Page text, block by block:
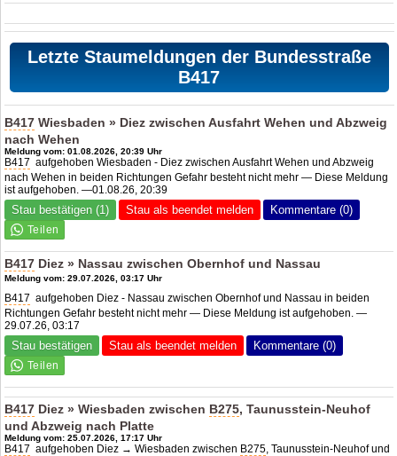
Letzte Staumeldungen der Bundesstraße
B417
B417 Wiesbaden » Diez zwischen Ausfahrt Wehen und Abzweig
nach Wehen
Meldung vom: 01.08.2026, 20:39 Uhr
B417 aufgehoben Wiesbaden - Diez zwischen Ausfahrt Wehen und Abzweig
nach Wehen in beiden Richtungen Gefahr besteht nicht mehr — Diese Meldung
ist aufgehoben. —01.08.26, 20:39
Stau bestätigen (1) Stau als beendet melden Kommentare (0)
B417 Diez » Nassau zwischen Obernhof und Nassau
Meldung vom: 29.07.2026, 03:17 Uhr
B417 aufgehoben Diez - Nassau zwischen Obernhof und Nassau in beiden
Richtungen Gefahr besteht nicht mehr — Diese Meldung ist aufgehoben. —
29.07.26, 03:17
Stau bestätigen Stau als beendet melden Kommentare (0)
B417 Diez » Wiesbaden zwischen B275, Taunusstein-Neuhof
und Abzweig nach Platte
Meldung vom: 25.07.2026, 17:17 Uhr
B417 aufgehoben Diez → Wiesbaden zwischen B275, Taunusstein-Neuhof und